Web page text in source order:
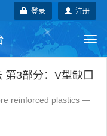
注册
登录
地方标准
国际标准
第3部分：V型缺口
reinforced plastics —